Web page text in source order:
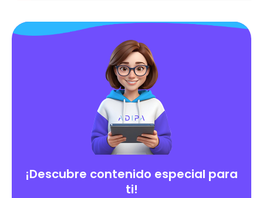
¡Descubre contenido especial para
ti!